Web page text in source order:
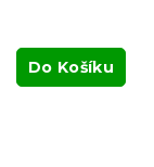
Do Košíku